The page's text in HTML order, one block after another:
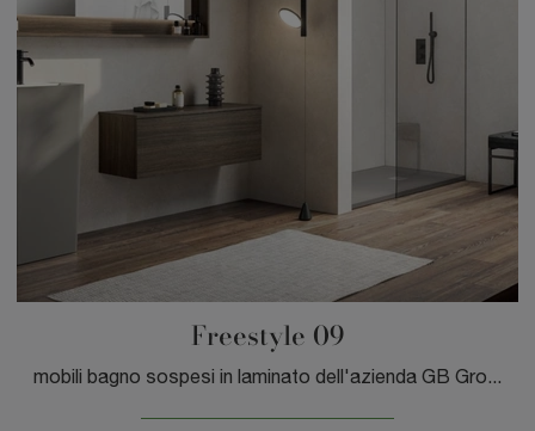
Freestyle 09
mobili bagno sospesi in laminato dell'azienda GB Group: clicca e scopri l'arredo bagno moderno Freestyle 09 per la stanza del benessere.